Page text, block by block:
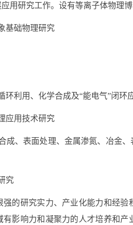
用研究工作。设有等离子体物理博
基础物理研究
环利用、化学合成及“能电气”闭环
应用技术研究
成、表面处理、金属渗氮、冶金
究
的研究实力、产业化能力和经
影响力和凝聚力的人才培养和